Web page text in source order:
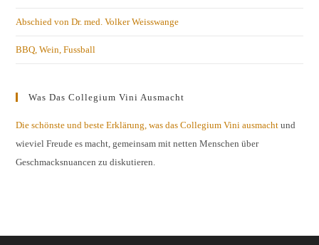
Abschied von Dr. med. Volker Weisswange
BBQ, Wein, Fussball
Was Das Collegium Vini Ausmacht
Die schönste und beste Erklärung, was das Collegium Vini ausmacht und
wieviel Freude es macht, gemeinsam mit netten Menschen über
Geschmacksnuancen zu diskutieren.